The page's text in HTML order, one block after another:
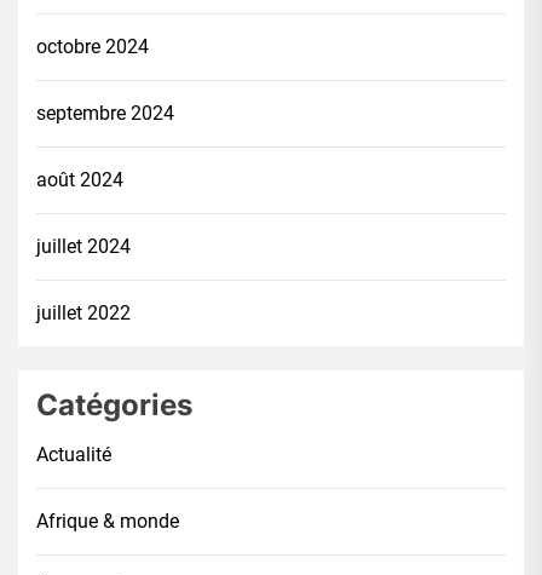
octobre 2024
septembre 2024
août 2024
juillet 2024
juillet 2022
Catégories
Actualité
Afrique & monde